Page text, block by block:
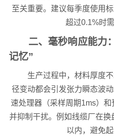
至关重要。建议每季度使用
超过0.1%时
二、毫秒响应能力
记忆”
生产过程中，材料厚度
径变动都会引发张力瞬态波
速处理器（采样周期1ms）
并抑制干扰。例如线缆厂在
以内，避免起